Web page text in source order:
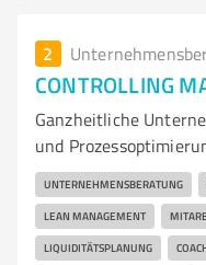
2
CONTROLLING
Ganzheitliche
und
UNTERNEHMENSBERATUNG
LEAN MANAGEMENT
LIQUIDITÄTSPLANUNG